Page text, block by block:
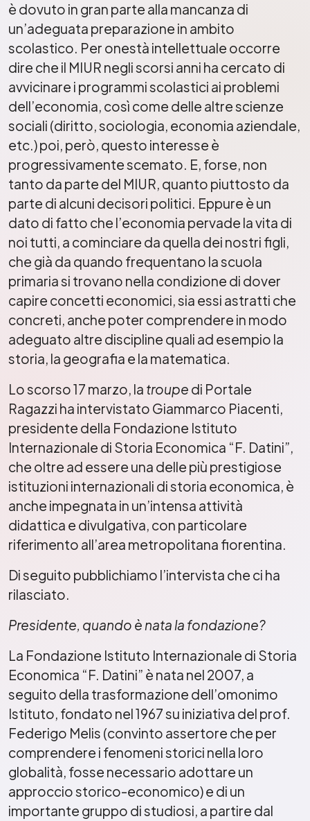
è dovuto in gran parte alla mancanza di
un’adeguata preparazione in ambito
scolastico. Per onestà intellettuale occorre
dire che il MIUR negli scorsi anni ha cercato di
avvicinare i programmi scolastici ai problemi
dell’economia, così come delle altre scienze
sociali (diritto, sociologia, economia aziendale,
etc.) poi, però, questo interesse è
progressivamente scemato. E, forse, non
tanto da parte del MIUR, quanto piuttosto da
parte di alcuni decisori politici. Eppure è un
dato di fatto che l’economia pervade la vita di
noi tutti, a cominciare da quella dei nostri figli,
che già da quando frequentano la scuola
primaria si trovano nella condizione di dover
capire concetti economici, sia essi astratti che
concreti, anche poter comprendere in modo
adeguato altre discipline quali ad esempio la
storia, la geografia e la matematica.
Lo scorso 17 marzo, la troupe di Portale
Ragazzi ha intervistato Giammarco Piacenti,
presidente della Fondazione Istituto
Internazionale di Storia Economica “F. Datini”,
che oltre ad essere una delle più prestigiose
istituzioni internazionali di storia economica, è
anche impegnata in un’intensa attività
didattica e divulgativa, con particolare
riferimento all’area metropolitana fiorentina.
Di seguito pubblichiamo l’intervista che ci ha
rilasciato.
Presidente, quando è nata la fondazione?
La Fondazione Istituto Internazionale di Storia
Economica “F. Datini” è nata nel 2007, a
seguito della trasformazione dell’omonimo
Istituto, fondato nel 1967 su iniziativa del prof.
Federigo Melis (convinto assertore che per
comprendere i fenomeni storici nella loro
globalità, fosse necessario adottare un
approccio storico-economico) e di un
importante gruppo di studiosi, a partire dal